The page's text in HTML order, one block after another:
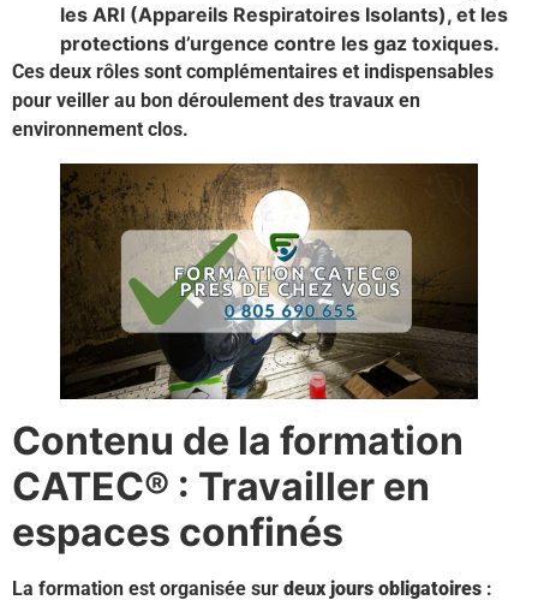
les ARI (Appareils Respiratoires Isolants), et les
protections d’urgence contre les gaz toxiques.
Ces deux rôles sont complémentaires et indispensables
pour veiller au bon déroulement des travaux en
environnement clos.
Contenu de la formation
CATEC® : Travailler en
espaces confinés
La formation est organisée sur deux jours obligatoires :